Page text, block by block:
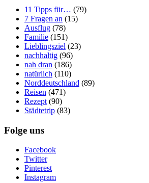
11 Tipps für… (79)
7 Fragen an (15)
Ausflug (78)
Familie (151)
Lieblingsziel (23)
nachhaltig (96)
nah dran (186)
natürlich (110)
Norddeutschland (89)
Reisen (471)
Rezept (90)
Städtetrip (83)
Folge uns
Facebook
Twitter
Pinterest
Instagram